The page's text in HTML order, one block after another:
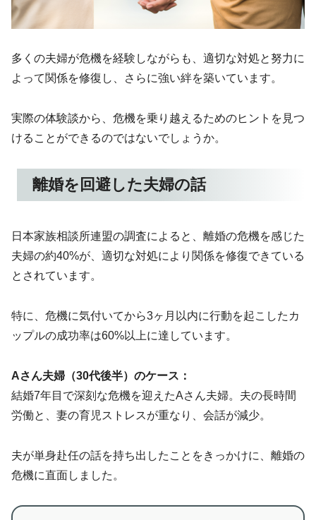
多くの夫婦が危機を経験しながらも、適切な対処と努力に
よって関係を修復し、さらに強い絆を築いています。
実際の体験談から、危機を乗り越えるためのヒントを見つ
けることができるのではないでしょうか。
離婚を回避した夫婦の話
日本家族相談所連盟の調査によると、離婚の危機を感じた
夫婦の約40%が、適切な対処により関係を修復できている
とされています。
特に、危機に気付いてから3ヶ月以内に行動を起こしたカ
ップルの成功率は60%以上に達しています。
Aさん夫婦（30代後半）のケース：
結婚7年目で深刻な危機を迎えたAさん夫婦。夫の長時間
労働と、妻の育児ストレスが重なり、会話が減少。
夫が単身赴任の話を持ち出したことをきっかけに、離婚の
危機に直面しました。